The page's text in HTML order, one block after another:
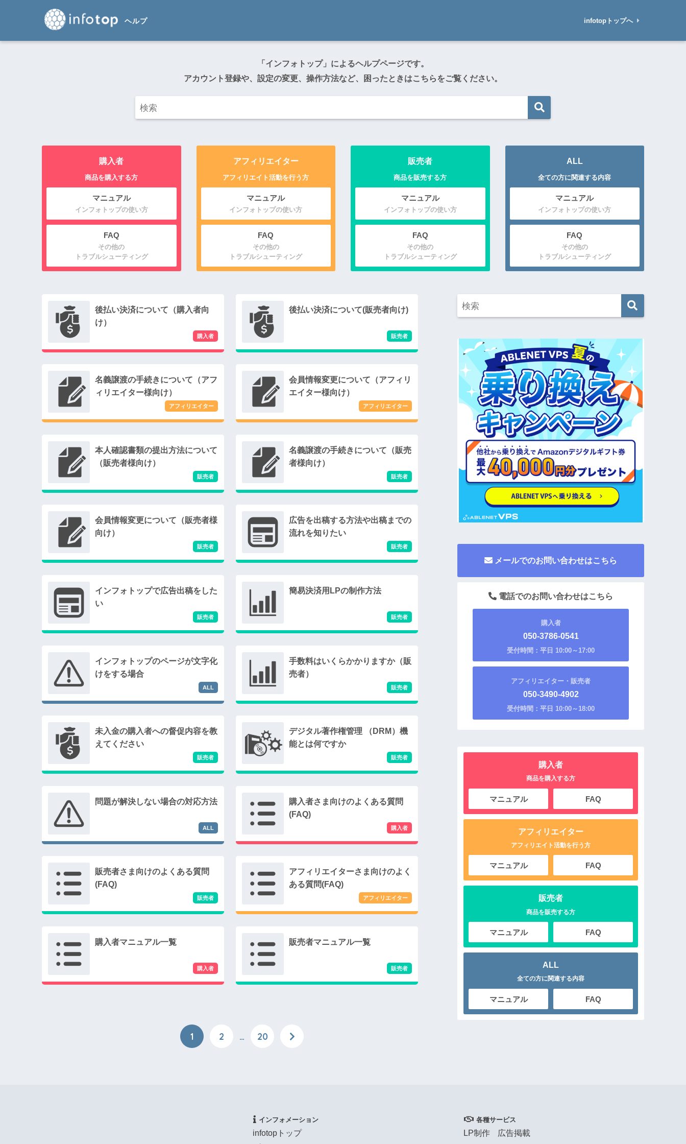
infotopトップへ
「インフォトップ」によるヘルプページです。
アカウント登録や、設定の変更、操作方法など、
困ったときはこちらをご覧ください。
購入者
商品を購入する方
マニュアル
インフォトップの使い方
FAQ
その他の
トラブルシューティング
アフィリエイター
アフィリエイト活動を行う方
マニュアル
インフォトップの使い方
FAQ
その他の
トラブルシューティング
販売者
商品を販売する方
マニュアル
インフォトップの使い方
FAQ
その他の
トラブルシューティング
ALL
全ての方に関連する内容
マニュアル
インフォトップの使い方
FAQ
その他の
トラブルシューティング
後払い決済について（購入者向
け）
後払い決済について(販売者向け)
名義譲渡の手続きについて（アフ
ィリエイター様向け）
会員情報変更について（アフィリ
エイター様向け）
本人確認書類の提出方法について
（販売者様向け）
名義譲渡の手続きについて（販売
者様向け）
会員情報変更について（販売者様
向け）
広告を出稿する方法や出稿までの
流れを知りたい
インフォトップで広告出稿をした
い
簡易決済用LPの制作方法
インフォトップのページが文字化
けをする場合
手数料はいくらかかりますか（販
売者）
未入金の購入者への督促内容を教
えてください
デジタル著作権管理 （DRM）機
能とは何ですか
問題が解決しない場合の対応方法
購入者さま向けのよくある質問
(FAQ)
販売者さま向けのよくある質問
(FAQ)
アフィリエイターさま向けのよく
ある質問(FAQ)
購入者マニュアル一覧 販売者マニュアル一覧
1 2 … 20
メールでのお問い合わせはこちら
電話でのお問い合わせはこちら
購入者
050-3786-0541
受付時間：平日 10:00～17:00
アフィリエイター・販売者
050-3490-4902
受付時間：平日 10:00～18:00
購入者
商品を購入する方
マニュアル FAQ
アフィリエイター
アフィリエイト活動を行う方
マニュアル FAQ
販売者
商品を販売する方
マニュアル FAQ
ALL
全ての方に関連する内容
マニュアル FAQ
インフォメーション
infotopトップ
各種サービス
LP制作 広告掲載